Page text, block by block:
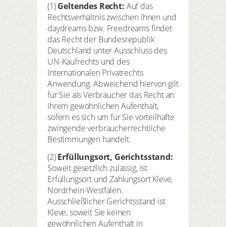
(1)Geltendes Recht: Auf das
Rechtsverhältnis zwischen Ihnen und
daydreams bzw. Freedreams findet
das Recht der Bundesrepublik
Deutschland unter Ausschluss des
UN-Kaufrechts und des
Internationalen Privatrechts
Anwendung. Abweichend hiervon gilt
für Sie als Verbraucher das Recht an
Ihrem gewöhnlichen Aufenthalt,
sofern es sich um für Sie vorteilhafte
zwingende verbraucherrechtliche
Bestimmungen handelt.
(2)Erfüllungsort, Gerichtsstand:
Soweit gesetzlich zulässig, ist
Erfüllungsort und Zahlungsort Kleve,
Nordrhein-Westfalen.
Ausschließlicher Gerichtsstand ist
Kleve, soweit Sie keinen
gewöhnlichen Aufenthalt in